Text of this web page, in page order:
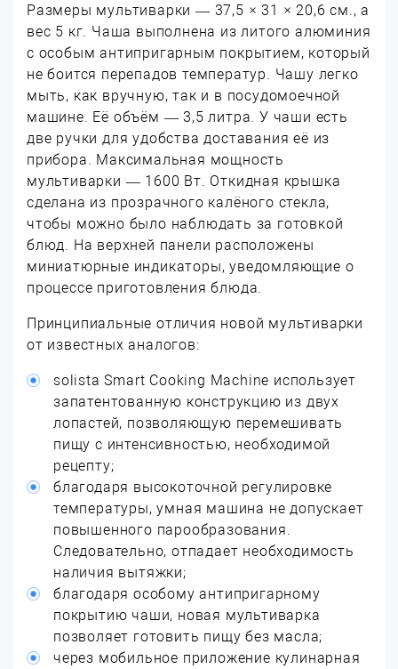
Размеры мультиварки — 37,5 × 31 × 20,6 см., а
вес 5 кг. Чаша выполнена из литого алюминия
с особым антипригарным покрытием, который
не боится перепадов температур. Чашу легко
мыть, как вручную, так и в посудомоечной
машине. Её объём — 3,5 литра. У чаши есть
две ручки для удобства доставания её из
прибора. Максимальная мощность
мультиварки — 1600 Вт. Откидная крышка
сделана из прозрачного калёного стекла,
чтобы можно было наблюдать за готовкой
блюд. На верхней панели расположены
миниатюрные индикаторы, уведомляющие о
процессе приготовления блюда.
Принципиальные отличия новой мультиварки
от известных аналогов:
solista Smart Cooking Machine использует
запатентованную конструкцию из двух
лопастей, позволяющую перемешивать
пищу с интенсивностью, необходимой
рецепту;
благодаря высокоточной регулировке
температуры, умная машина не допускает
повышенного парообразования.
Следовательно, отпадает необходимость
наличия вытяжки;
благодаря особому антипригарному
покрытию чаши, новая мультиварка
позволяет готовить пищу без масла;
через мобильное приложение кулинарная